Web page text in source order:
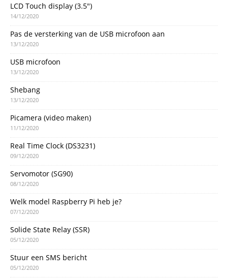
LCD Touch display (3.5″)
14/12/2020
Pas de versterking van de USB microfoon aan
13/12/2020
USB microfoon
13/12/2020
Shebang
13/12/2020
Picamera (video maken)
11/12/2020
Real Time Clock (DS3231)
09/12/2020
Servomotor (SG90)
08/12/2020
Welk model Raspberry Pi heb je?
07/12/2020
Solide State Relay (SSR)
05/12/2020
Stuur een SMS bericht
05/12/2020